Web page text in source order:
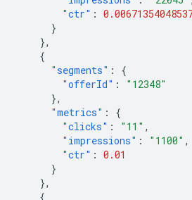
"ctr" :
}
},
{
"segments" :
{
"offerId" :
"12348"
},
"metrics" :
{
"clicks" : "11" ,
"impressions" : "1100" ,
"ctr" : 0.01
}
},
{